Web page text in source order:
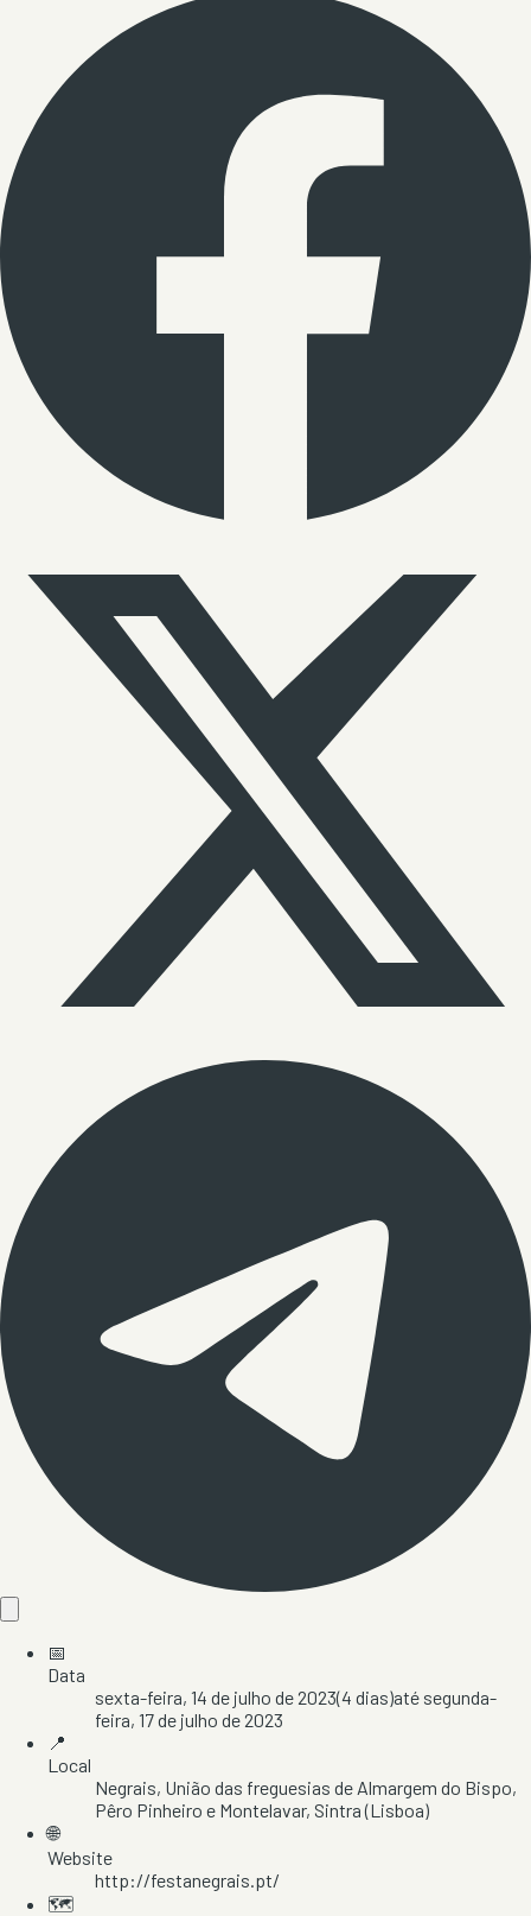
📅
Data
sexta-feira, 14 de julho de 2023(4 dias)até segunda-
feira, 17 de julho de 2023
📍
Local
Negrais, União das freguesias de Almargem do Bispo,
Pêro Pinheiro e Montelavar, Sintra(Lisboa)
🌐
Website
http://festanegrais.pt/
🗺️